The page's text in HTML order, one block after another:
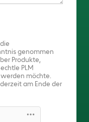
genommen
Produkte,
PLM
möchte.
am Ende der